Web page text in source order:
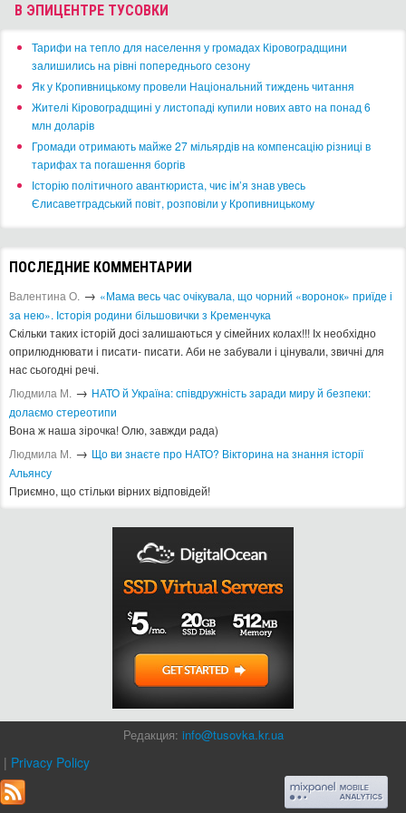
В ЭПИЦЕНТРЕ ТУСОВКИ
​Тарифи на тепло для населення у громадах Кіровоградщини
залишились на рівні попереднього сезону
​Як у Кропивницькому провели Національний тиждень читання
​Жителі Кіровоградщині у листопаді купили нових авто на понад 6
млн доларів
​Громади отримають майже 27 мільярдів на компенсацію різниці в
тарифах та погашення боргів
Історію політичного авантюриста, чиє ім’я знав увесь
Єлисаветградський повіт, розповіли у Кропивницькому
ПОСЛЕДНИЕ КОММЕНТАРИИ
Валентина О. → «Мама весь час очікувала, що чорний «воронок» приїде і
за нею». Історія родини більшовички з Кременчука
Скільки таких історій досі залишаються у сімейних колах!!! Іх необхідно
оприлюднювати і писати- писати. Аби не забували і цінували, звичні для
нас сьогодні речі.
Людмила М. → ​НАТО й Україна: співдружність заради миру й безпеки:
долаємо стереотипи
Вона ж наша зірочка! Олю, завжди рада)
Людмила М. → Що ви знаєте про НАТО? Вікторина на знання історії
Альянсу ​
Приємно, що стільки вірних відповідей!
Редакция: info@tusovka.kr.ua
| Privacy Policy